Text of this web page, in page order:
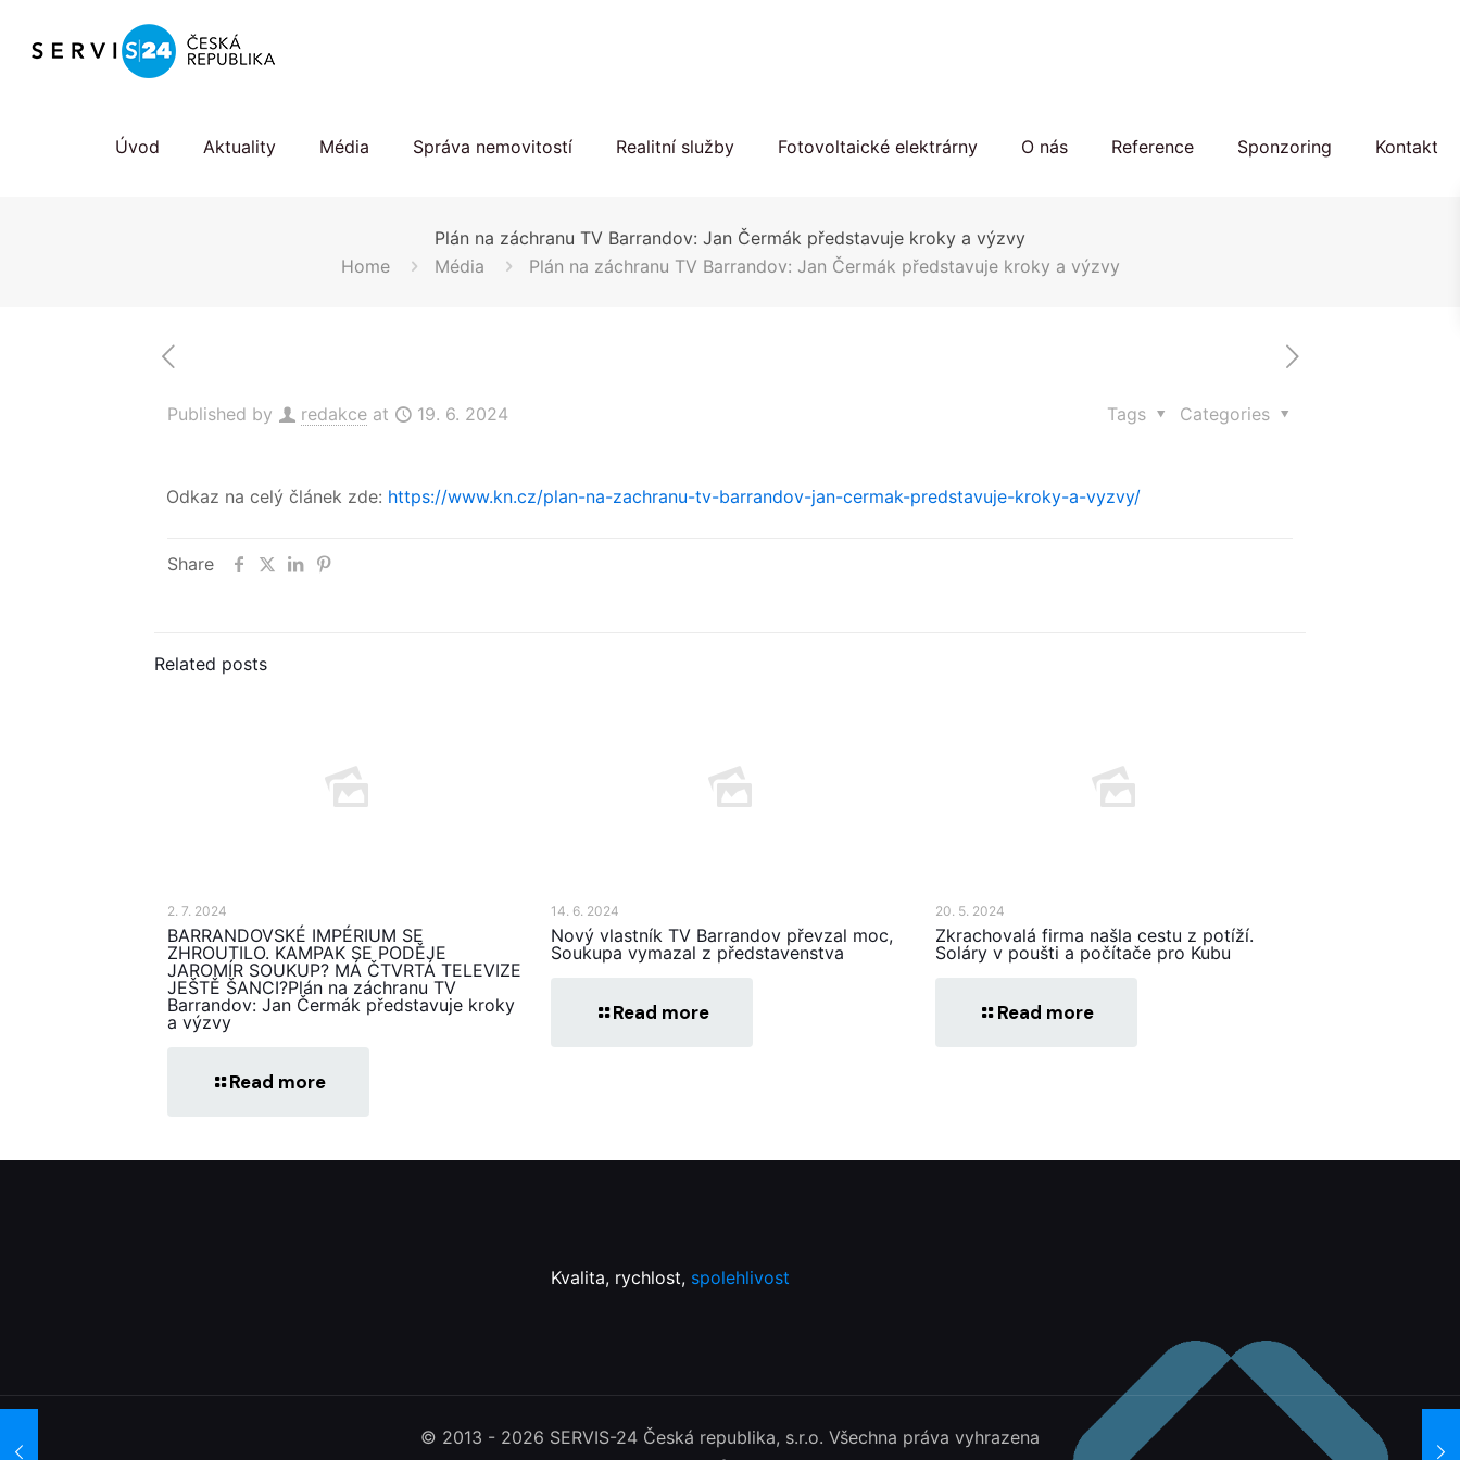
Úvod Aktuality Média Správa nemovitostí Realitní služby Fotovoltaické elektrárny O nás Reference Sponzoring Kontakt
Plán na záchranu TV Barrandov: Jan Čermák představuje kroky a výzvy
Home
Média Plán na záchranu TV Barrandov: Jan Čermák představuje kroky a výzvy
Published by redakce at 19. 6. 2024 Categories
Tags
Odkaz na celý článek zde: https://www.kn.cz/plan-na-zachranu-tv-barrandov-jan-cermak-predstavuje-kroky-a-vyzvy/
Share
Related posts
2. 7. 2024
BARRANDOVSKÉ IMPÉRIUM SE
ZHROUTILO. KAMPAK SE PODĚJE
JAROMÍR SOUKUP? MÁ ČTVRTÁ TELEVIZE
JEŠTĚ ŠANCI?Plán na záchranu TV
Barrandov: Jan Čermák představuje kroky
a výzvy
Read more
14. 6. 2024
Nový vlastník TV Barrandov převzal moc,
Soukupa vymazal z představenstva
Read more
20. 5. 2024
Zkrachovalá firma našla cestu z potíží.
Soláry v poušti a počítače pro Kubu
Read more
Kvalita, rychlost, spolehlivost
© 2013 - 2026 SERVIS-24 Česká republika, s.r.o. Všechna práva vyhrazena